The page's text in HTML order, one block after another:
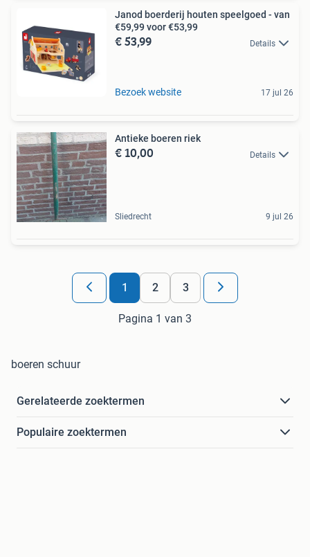
Janod boerderij houten speelgoed - van
€59,99 voor €53,99
€ 53,99 Details
Bezoek website 17 jul 26
Antieke boeren riek
€ 10,00 Details
Sliedrecht 9 jul 26
1 2 3
Pagina 1 van 3
boeren schuur
Gerelateerde zoektermen
Populaire zoektermen